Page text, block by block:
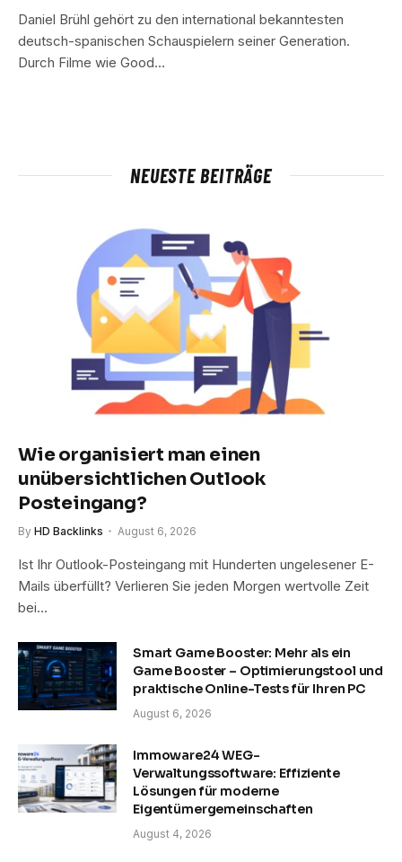
Daniel Brühl gehört zu den international bekanntesten
deutsch-spanischen Schauspielern seiner Generation.
Durch Filme wie Good…
NEUESTE BEITRÄGE
Wie organisiert man einen
unübersichtlichen Outlook
Posteingang?
By HD Backlinks August 6, 2026
Ist Ihr Outlook-Posteingang mit Hunderten ungelesener E-
Mails überfüllt? Verlieren Sie jeden Morgen wertvolle Zeit
bei…
Smart Game Booster: Mehr als ein
Game Booster – Optimierungstool und
praktische Online-Tests für Ihren PC
August 6, 2026
Immoware24 WEG-
Verwaltungssoftware: Effiziente
Lösungen für moderne
Eigentümergemeinschaften
August 4, 2026